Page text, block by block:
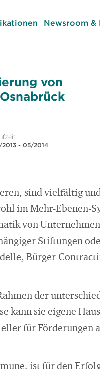
Newsroom &
von
2013 - 05/2014
sind vielfältig
im Mehr-Ebenen-
von
Stiftungen
Bürger-
der
kann sie eigene
für Förderungen
ist für den